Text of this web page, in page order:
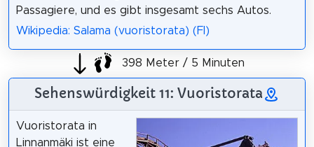
Passagiere, und es gibt insgesamt sechs Autos.
Wikipedia: Salama (vuoristorata) (FI)
398 Meter / 5 Minuten
Sehenswürdigkeit 11: Vuoristorata
Vuoristorata in
Linnanmäki ist eine